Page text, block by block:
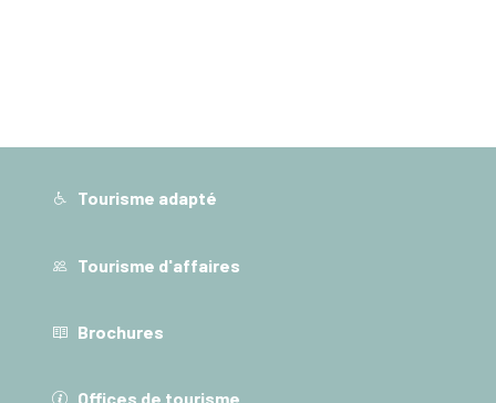
Tourisme adapté
Tourisme d'affaires
Brochures
Offices de tourisme